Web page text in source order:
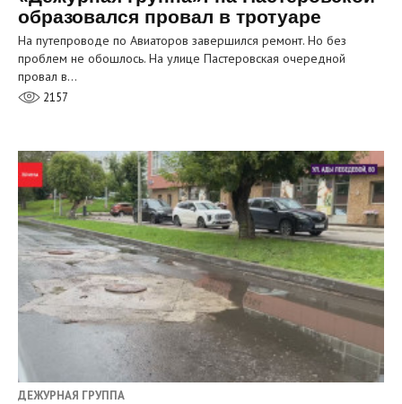
образовался провал в тротуаре
На путепроводе по Авиаторов завершился ремонт. Но без
проблем не обошлось. На улице Пастеровская очередной
провал в…
2157
ДЕЖУРНАЯ ГРУППА